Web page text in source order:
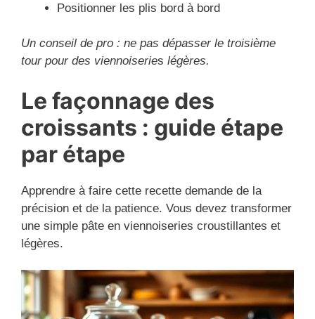
Positionner les plis bord à bord
Un conseil de pro : ne pas dépasser le troisième
tour pour des viennoiseries légères.
Le façonnage des
croissants : guide étape
par étape
Apprendre à faire cette recette demande de la
précision et de la patience. Vous devez transformer
une simple pâte en viennoiseries croustillantes et
légères.